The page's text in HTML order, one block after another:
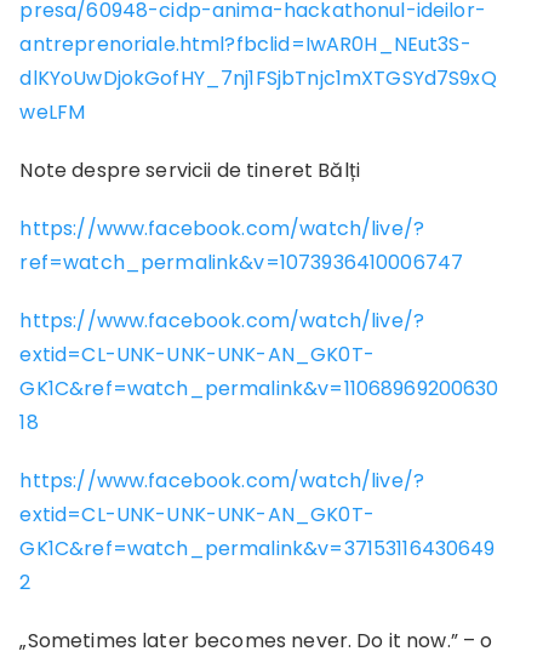
presa/60948-cidp-anima-hackathonul-ideilor-
antreprenoriale.html?fbclid=IwAR0H_NEut3S-
dlKYoUwDjokGofHY_7nj1FSjbTnjc1mXTGSYd7S9xQ
weLFM
Note despre servicii de tineret Bălți
https://www.facebook.com/watch/live/?
ref=watch_permalink&v=1073936410006747
https://www.facebook.com/watch/live/?
extid=CL-UNK-UNK-UNK-AN_GK0T-
GK1C&ref=watch_permalink&v=11068969200630
18
https://www.facebook.com/watch/live/?
extid=CL-UNK-UNK-UNK-AN_GK0T-
GK1C&ref=watch_permalink&v=37153116430649
2
„Sometimes later becomes never. Do it now.” – o